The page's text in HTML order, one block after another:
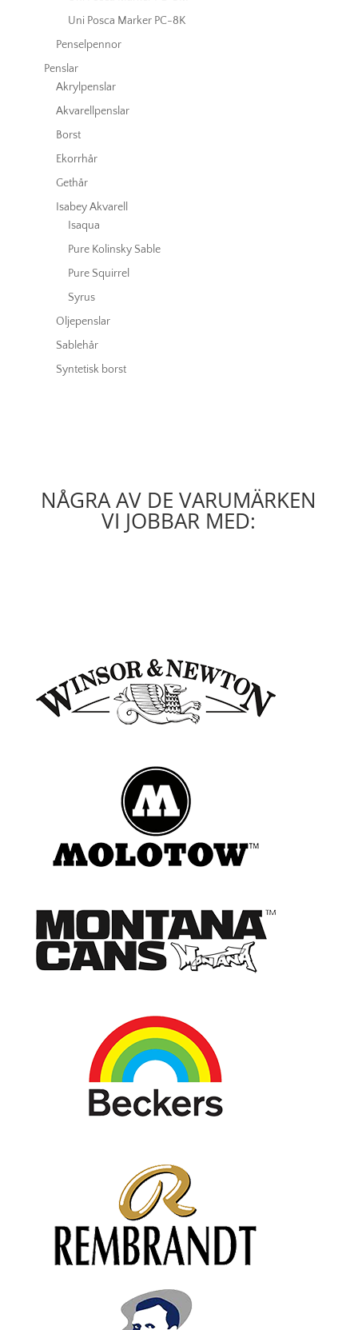
Uni Posca Marker PC-8K
Penselpennor
Penslar
Akrylpenslar
Akvarellpenslar
Borst
Ekorrhår
Gethår
Isabey Akvarell
Isaqua
Pure Kolinsky Sable
Pure Squirrel
Syrus
Oljepenslar
Sablehår
Syntetisk borst
NÅGRA AV DE VARUMÄRKEN
VI JOBBAR MED: